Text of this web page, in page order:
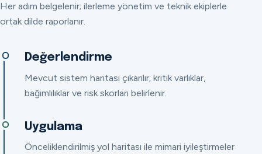
Her adım belgelenir; ilerleme yönetim ve teknik ekiplerle
ortak dilde raporlanır.
Değerlendirme
Mevcut sistem haritası çıkarılır; kritik varlıklar,
bağımlılıklar ve risk skorları belirlenir.
Uygulama
Önceliklendirilmiş yol haritası ile mimari iyileştirmeler